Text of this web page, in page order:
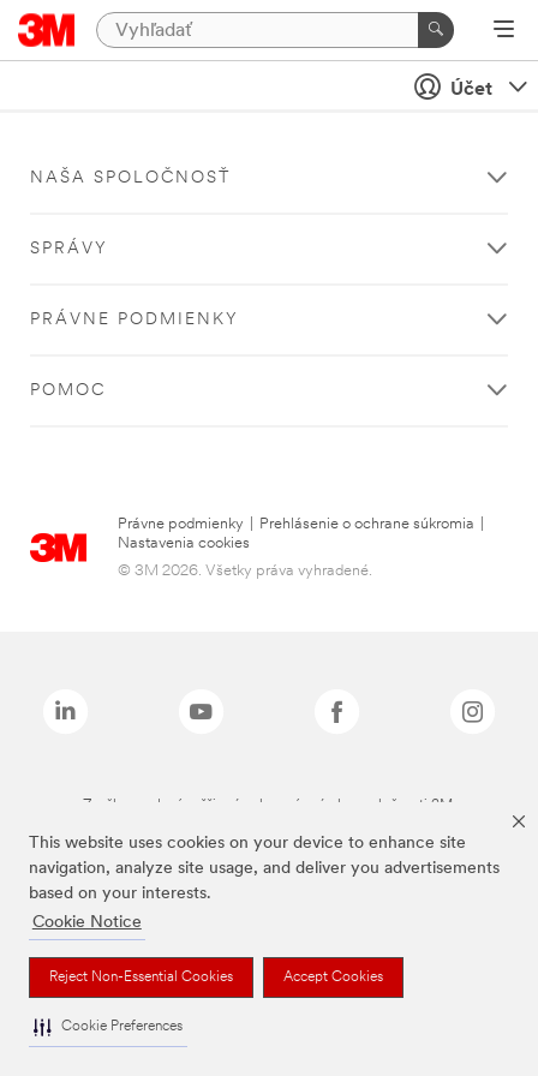
This website uses cookies on your device to enhance site
navigation, analyze site usage, and deliver you advertisements
based on your interests.
Cookie Notice
Reject Non-Essential Cookies Accept Cookies
Cookie Preferences
Účet
NAŠA SPOLOČNOSŤ
SPRÁVY
PRÁVNE PODMIENKY
POMOC
Právne podmienky Prehlásenie o ochrane súkromia
Nastavenia cookies
© 3M 2026. Všetky práva vyhradené.
Značky uvedené vyššie sú ochranné známky spoločnosti 3M.